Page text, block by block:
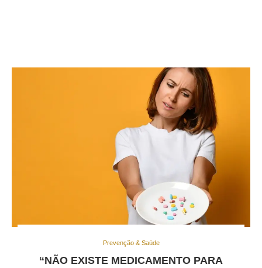
Prevenção & Saúde
“NÃO EXISTE MEDICAMENTO PARA